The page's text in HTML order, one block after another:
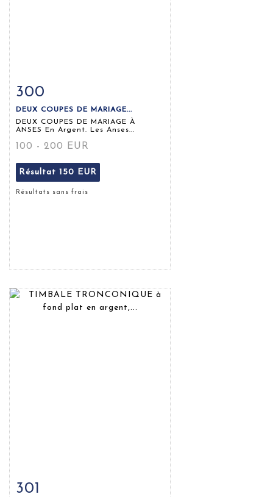
Fiche détaillée
300
DEUX COUPES DE MARIAGE...
DEUX COUPES DE MARIAGE À
ANSES En Argent. Les Anses...
100 - 200 EUR
Résultat 150 EUR
Résultats sans frais
Fiche détaillée
301